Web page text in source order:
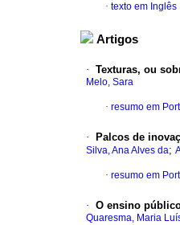
· texto em Inglês
Artigos
· Texturas, ou
Melo, Sara
· resumo em
· Palcos de
Silva, Ana Alves da;
· resumo em
· O ensino
Quaresma, Maria